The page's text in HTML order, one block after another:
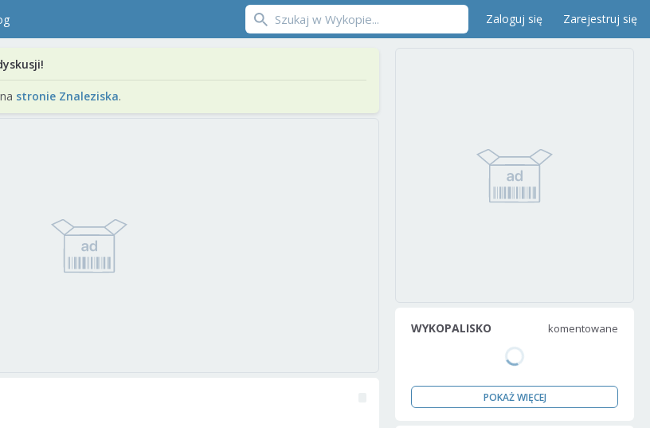
Zaloguj się Zarejestruj się
stronie Znaleziska.
WYKOPALISKO komentowane
POKAŻ WIĘCEJ